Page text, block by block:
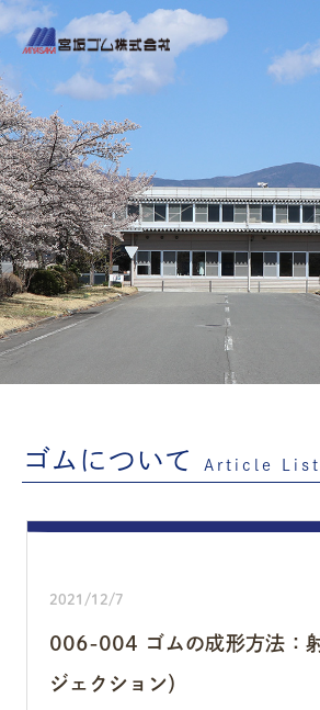
ゴムについて Article List
2021/12/7
006-004 ゴムの成形方法：
ジェクション）